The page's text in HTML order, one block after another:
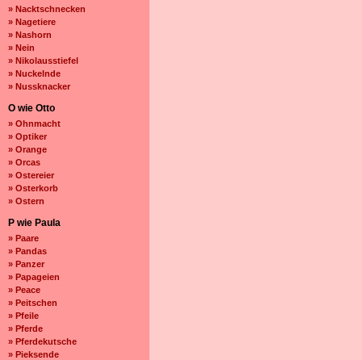
» Nacktschnecken
» Nagetiere
» Nashorn
» Nein
» Nikolausstiefel
» Nuckelnde
» Nussknacker
O wie Otto
» Ohnmacht
» Optiker
» Orange
» Orcas
» Ostereier
» Osterkorb
» Ostern
P wie Paula
» Paare
» Pandas
» Panzer
» Papageien
» Peace
» Peitschen
» Pfeile
» Pferde
» Pferdekutsche
» Pieksende